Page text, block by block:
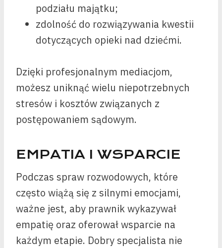
podziału majątku;
zdolność do rozwiązywania kwestii
dotyczących opieki nad dziećmi.
Dzięki profesjonalnym mediacjom,
możesz uniknąć wielu niepotrzebnych
stresów i kosztów związanych z
postępowaniem sądowym.
EMPATIA I WSPARCIE
Podczas spraw rozwodowych, które
często wiążą się z silnymi emocjami,
ważne jest, aby prawnik wykazywał
empatię oraz oferował wsparcie na
każdym etapie. Dobry specjalista nie